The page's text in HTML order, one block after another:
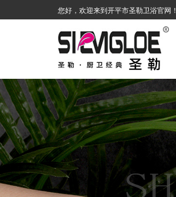
您好，欢迎来到开平市圣勒卫浴官网！